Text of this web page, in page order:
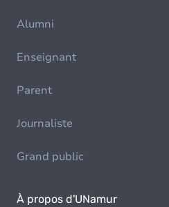
Alumni
Enseignant
Parent
Journaliste
Grand public
À propos d'UNamur